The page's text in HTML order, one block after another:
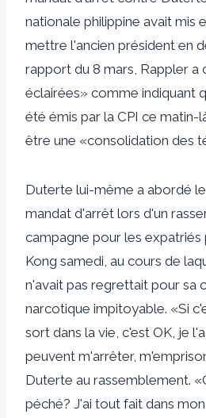
nationale philippine avait mis
mettre l'ancien président en
rapport du 8 mars, Rappler a
éclairées» comme indiquant
été émis par la CPI ce matin-
être une «consolidation des
Duterte lui-même a abordé
mandat d'arrêt lors d'un
campagne pour les expatriés
Kong samedi, au cours de
n'avait pas regrettait pour sa
narcotique impitoyable. «Si
sort dans la vie, c'est OK, je
peuvent m'arrêter,
Duterte au rassemblement.
péché? J'ai tout fait dans